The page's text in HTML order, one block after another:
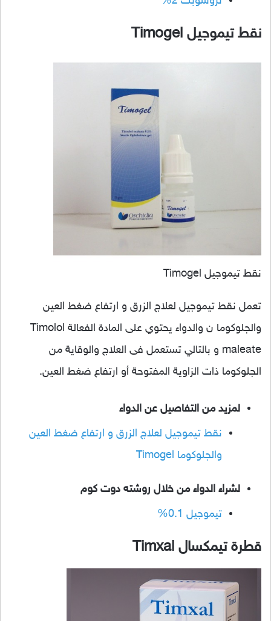
نقط تيموجيل Timogel
نقط تيموجيل Timogel
تعمل نقط تيموجيل لعلاج الزرق و ارتفاع ضغط العين
والجلوكوما ن والدواء يحتوي على المادة الفعالة Timolol
maleate و بالتالي تستعمل فى العلاج والوقاية من
الجلوكوما ذات الزاوية المفتوحة أو ارتفاع ضغط العين.
لمزيد من التفاصيل عن الدواء
نقط تيموجيل لعلاج الزرق و ارتفاع ضغط العين
والجلوكوما Timogel
لشراء الدواء من خلال روشته دوت كوم
تيموجيل 0.1%
قطرة تيمكسال Timxal